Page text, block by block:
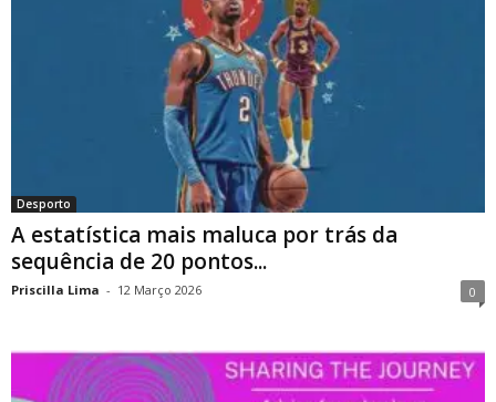
Desporto
A estatística mais maluca por trás da
sequência de 20 pontos...
Priscilla Lima - 12 Março 2026 0